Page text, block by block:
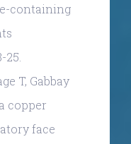
containing
25.
T, Gabbay
copper
face